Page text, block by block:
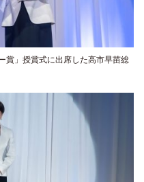
賞」授賞式に出席した高市早苗総